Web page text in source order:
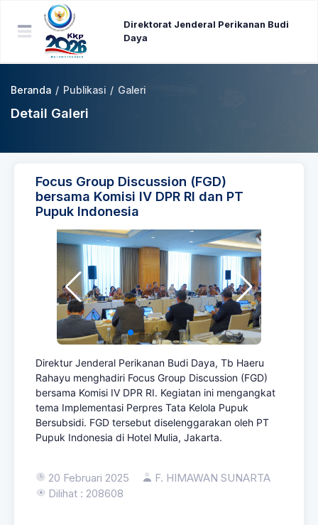
Direktorat Jenderal Perikanan Budi
Daya
Beranda / Publikasi / Galeri
Detail Galeri
Focus Group Discussion (FGD)
bersama Komisi IV DPR RI dan PT
Pupuk Indonesia
Direktur Jenderal Perikanan Budi Daya, Tb Haeru
Rahayu menghadiri Focus Group Discussion (FGD)
bersama Komisi IV DPR RI. Kegiatan ini mengangkat
tema Implementasi Perpres Tata Kelola Pupuk
Bersubsidi. FGD tersebut diselenggarakan oleh PT
Pupuk Indonesia di Hotel Mulia, Jakarta.
20 Februari 2025
F. HIMAWAN SUNARTA
Dilihat : 208608